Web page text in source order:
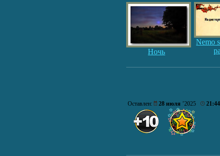
Ночь
Nemo
Оставлен: 28 июля ’2025 21:44